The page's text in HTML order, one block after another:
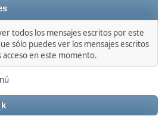
todos los mensajes escritos por este
sólo puedes ver los mensajes escritos
acceso en este momento.